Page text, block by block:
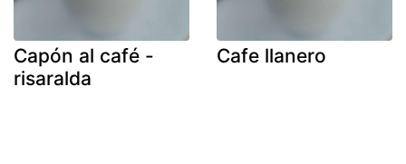
Capón al café -
risaralda
Cafe llanero